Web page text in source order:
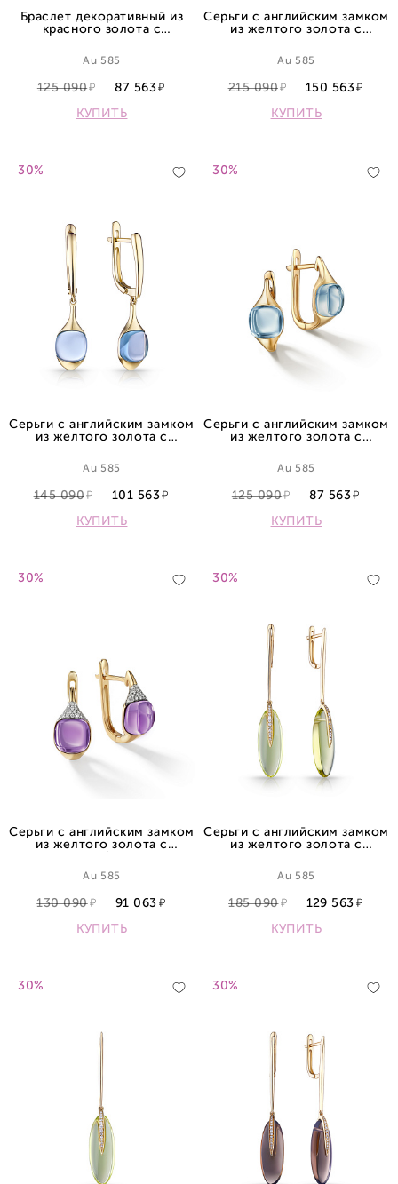
Браслет декоративный из
красного золота с
Au 585
125 090
87 563
КУПИТЬ
Серьги с английским замком
из желтого золота с
Au 585
215 090
150 563
КУПИТЬ
30%
Серьги с английским замком
из желтого золота с
Au 585
145 090
101 563
КУПИТЬ
30%
Серьги с английским замком
из желтого золота с
Au 585
125 090
87 563
КУПИТЬ
30%
Серьги с английским замком
из желтого золота с
Au 585
130 090
91 063
КУПИТЬ
30%
Серьги с английским замком
из желтого золота с
Au 585
185 090
129 563
КУПИТЬ
30% 30%